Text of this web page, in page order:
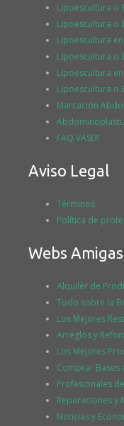
Lipoescultura o
Lipoescultura o
Lipoescultura
Lipoescultura o
Lipoescultura
Lipoescultura o
Marcación
FAQ VASER
Aviso Legal
Términos
Política de
Webs Amigas
Alquiler de
Todo sobre la
Los Mejores
Arreglos y
Los Mejores
Comprar Bases
Profesionales
Reparaciones y
Noticias y